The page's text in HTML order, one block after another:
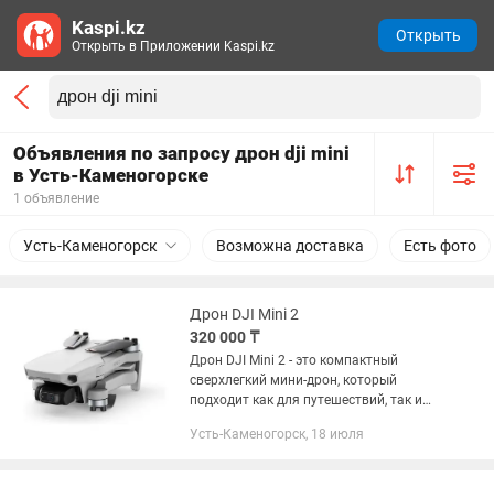
Объявления по запросу дрон dji mini
в Усть-Каменогорске
1 объявление
Усть-Каменогорск Возможна доставка Есть фото
Дрон DJI Mini 2
320 000 ₸
Дрон DJI Mini 2 - это компактный
сверхлегкий мини-дрон, который
подходит как для путешествий, так и
Модель предлагает видео 4K с
Усть-Каменогорск, 18 июля
Kaspi.kz
Открыть в Приложении Kaspi.kz
Открыть